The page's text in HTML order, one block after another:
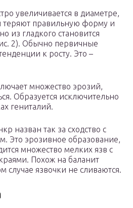
увеличивается в диаметре,
теряют правильную форму и
из гладкого становится
2). Обычно первичные
к росту. Это –
множество эрозий,
Образуется исключительно
гениталий.
назван так за сходство с
Это эрозивное образование,
множество мелких язв с
Похож на баланит
случае язвочки не сливаются.